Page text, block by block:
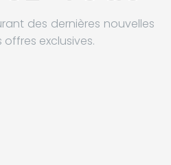
des dernières nouvelles
exclusives.